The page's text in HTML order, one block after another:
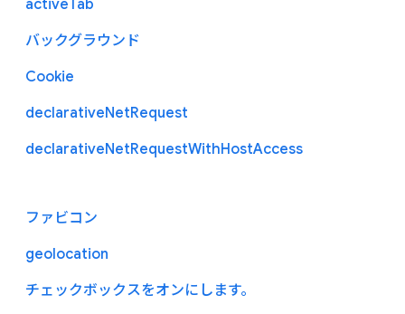
activeTab
バックグラウンド
Cookie
declarativeNetRequest
declarativeNetRequestWithHostAccess
ファビコン
geolocation
チェックボックスをオンにします。